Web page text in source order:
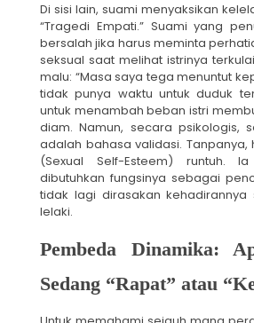
Di sisi lain, suami menyaksikan
“Tragedi Empati.” Suami yang
bersalah jika harus meminta
seksual saat melihat istrinya
malu: “Masa saya tega menuntut
tidak punya waktu untuk duduk
untuk menambah beban istri
diam. Namun, secara psikologis,
adalah bahasa validasi. Tanpanya,
(Sexual Self-Esteem) runtuh.
dibutuhkan fungsinya sebagai
tidak lagi dirasakan
lelaki.
Pembeda Dinamika:
Sedang “Rapat” atau